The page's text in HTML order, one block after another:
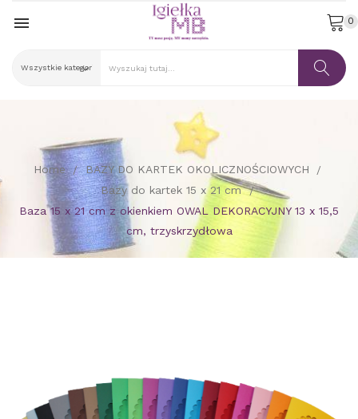
 0
Home
BAZY DO KARTEK OKOLICZNOŚCIOWYCH
Bazy do kartek 15 x 21 cm
Baza 15 x 21 cm z okienkiem OWAL DEKORACYJNY 13 x 15,5
cm, trzyskrzydłowa